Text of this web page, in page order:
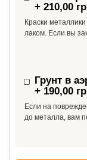
+ 210,00
Краски
лаком. Если вы
Грунт в
+ 190,00
Если на
до металла, вам